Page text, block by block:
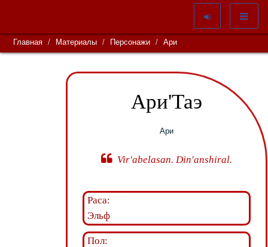
Главная Материалы Персонажи Ари
Ари'Таэ
Ари
Vir'abelasan. Din'anshiral.
Раса:
Эльф
Пол: